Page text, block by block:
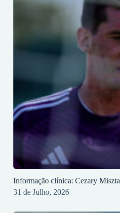
Informação clínica: Cezary Miszta
31 de Julho, 2026